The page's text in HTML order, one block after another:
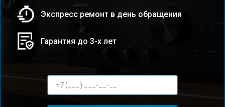
Экспресс ремонт в день обращения
Гарантия до 3-х лет